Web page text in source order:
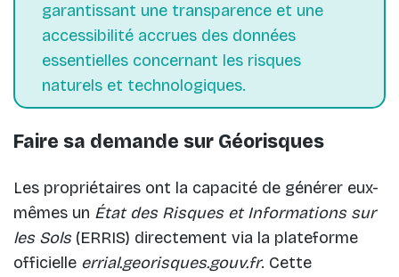
garantissant une transparence et une
accessibilité accrues des données
essentielles concernant les risques
naturels et technologiques.
Faire sa demande sur Géorisques
Les propriétaires ont la capacité de générer eux-
mêmes un État des Risques et Informations sur
les Sols(ERRIS) directement via la plateforme
officielle errial.georisques.gouv.fr. Cette